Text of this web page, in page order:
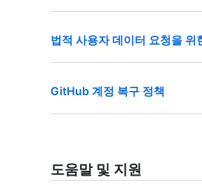
법적 사용자 데이터 요청을 위
GitHub 계정 복구 정책
도움말 및 지원